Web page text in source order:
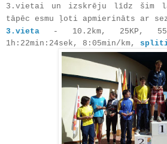
3.vietai un izskrēju līdz šim
tāpēc esmu ļoti apmierināts ar
3.vieta - 10.2km, 25KP,
1h:22min:24sek, 8:05min/km,